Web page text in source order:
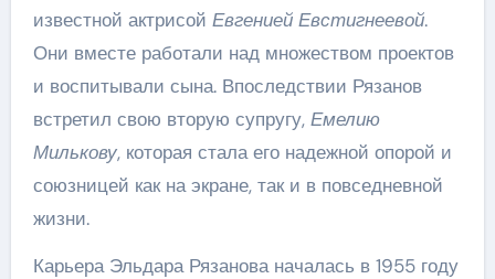
известной актрисой Евгенией Евстигнеевой.
Они вместе работали над множеством проектов
и воспитывали сына. Впоследствии Рязанов
встретил свою вторую супругу, Емелию
Милькову, которая стала его надежной опорой и
союзницей как на экране, так и в повседневной
жизни.
Карьера Эльдара Рязанова началась в 1955 году